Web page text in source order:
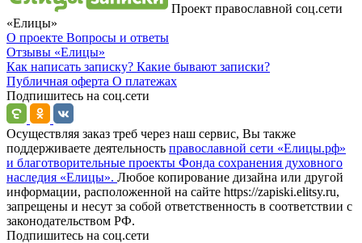
Проект православной соц.сети
«Елицы»
О проекте Вопросы и ответы
Отзывы «Елицы»
Как написать записку? Какие бывают записки?
Публичная оферта О платежах
Подпишитесь на соц.сети
Осуществляя заказ треб через наш сервис, Вы также
поддерживаете деятельность православной сети «Елицы.рф»
и благотворительные проекты Фонда сохранения духовного
наследия «Елицы». Любое копирование дизайна или другой
информации, расположенной на сайте https://zapiski.elitsy.ru,
запрещены и несут за собой ответственность в соответствии с
законодательством РФ.
Подпишитесь на соц.сети